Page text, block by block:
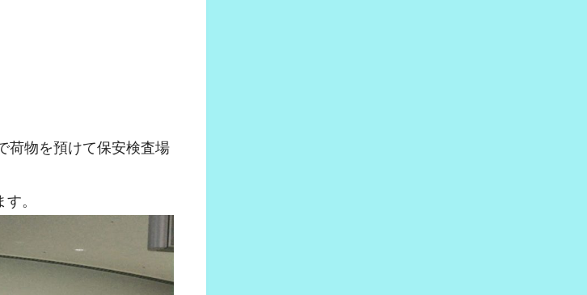
荷物を預けて保安検査場
。